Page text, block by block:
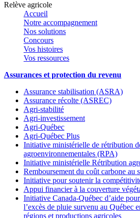
Relève agricole
Accueil
Notre accompagnement
Nos solutions
Concours
Vos histoires
Vos ressources
Assurances et protection du revenu
Assurance stabilisation (ASRA)
Assurance récolte (ASREC)
Agri-stabilité
Agri-investissement
Agri-Québec
Agri-Québec Plus
Initiative ministérielle de rétribution
agroenvironnementales (RPA)
Initiative ministérielle Rétribution
Remboursement du coût carbone au
Initiative pour soutenir la
Appui financier à la couverture
Initiative Canada-Québec d’aide
l’excès de pluie survenu au Québec
régions et productions agricoles